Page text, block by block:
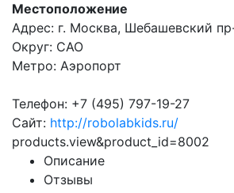
Местоположение
Адрес: г. Москва, Шебашевский
Округ: САО
Метро: Аэропорт
Телефон: +7 (495) 797-19-27
Сайт: http://robolabkids.ru/
products.view&product_id=8002
Описание
Отзывы